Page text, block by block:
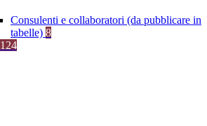
Consulenti e collaboratori (da pubblicare in
tabelle) 8
124